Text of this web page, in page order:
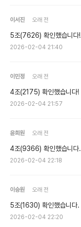
이서진 오래 전
5조(7626) 확인했습니다!
2026-02-04 21:40
이민정 오래 전
4조(2175) 확인했습니다!
2026-02-04 21:57
윤희원 오래 전
4조(9366) 확인했습니다.
2026-02-04 22:18
이승원 오래 전
5조(1630) 확인했습니다.
2026-02-04 22:20